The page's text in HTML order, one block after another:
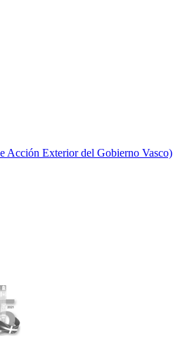
Acción Exterior del Gobierno Vasco)